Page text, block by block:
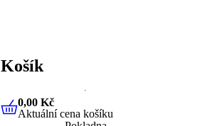
Košík
0,00 KčAktuální cena košíku
0,00 Kč
Aktuální cena košíku